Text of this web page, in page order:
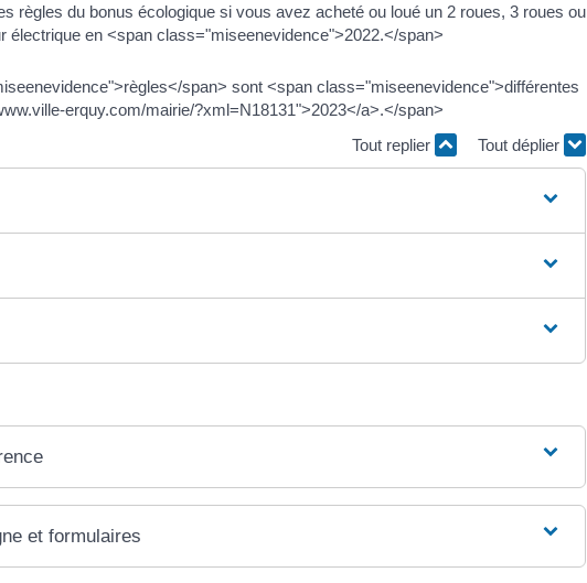
règles du bonus écologique si vous avez acheté ou loué un 2 roues, 3 roues ou
électrique en <span class="miseenevidence">2022.</span>
span> sont <span class="miseenevidence">différentes
erquy.com/mairie/?xml=N18131">2023</a>.</span>
Tout replier
Tout déplier
et formulaires